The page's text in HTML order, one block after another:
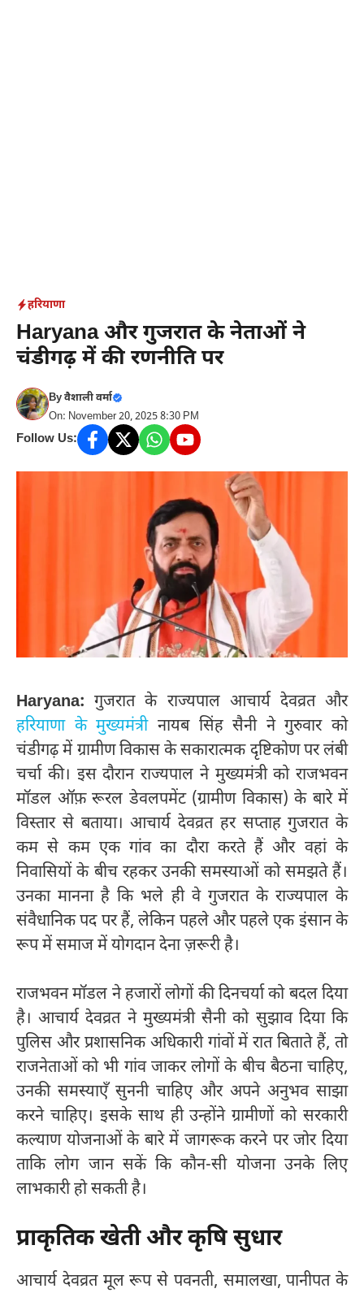
हरियाणा
Haryana और गुजरात के नेताओं ने
चंडीगढ़ में की रणनीति पर
Byवैशाली वर्मा
On: November 20, 2025 8:30 PM
Follow Us:
Haryana: गुजरात के राज्यपाल आचार्य देवव्रत और
हरियाणा के मुख्यमंत्रीनायब सिंह सैनी ने गुरुवार को
चंडीगढ़ में ग्रामीण विकास के सकारात्मक दृष्टिकोण पर लंबी
चर्चा की। इस दौरान राज्यपाल ने मुख्यमंत्री को राजभवन
मॉडल ऑफ़ रूरल डेवलपमेंट (ग्रामीण विकास) के बारे में
विस्तार से बताया। आचार्य देवव्रत हर सप्ताह गुजरात के
कम से कम एक गांव का दौरा करते हैं और वहां के
निवासियों के बीच रहकर उनकी समस्याओं को समझते हैं।
उनका मानना है कि भले ही वे गुजरात के राज्यपाल के
संवैधानिक पद पर हैं, लेकिन पहले और पहले एक इंसान के
रूप में समाज में योगदान देना ज़रूरी है।
राजभवन मॉडल ने हजारों लोगों की दिनचर्या को बदल दिया
है। आचार्य देवव्रत ने मुख्यमंत्री सैनी को सुझाव दिया कि
पुलिस और प्रशासनिक अधिकारी गांवों में रात बिताते हैं, तो
राजनेताओं को भी गांव जाकर लोगों के बीच बैठना चाहिए,
उनकी समस्याएँ सुननी चाहिए और अपने अनुभव साझा
करने चाहिए। इसके साथ ही उन्होंने ग्रामीणों को सरकारी
कल्याण योजनाओं के बारे में जागरूक करने पर जोर दिया
ताकि लोग जान सकें कि कौन-सी योजना उनके लिए
लाभकारी हो सकती है।
प्राकृतिक खेती और कृषि सुधार
आचार्य देवव्रत मूल रूप से पवनती, समालखा, पानीपत के